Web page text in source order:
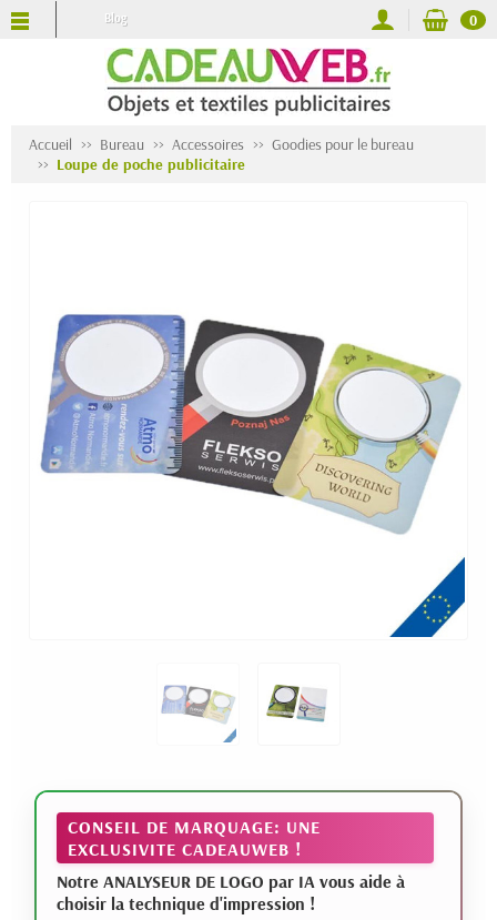
Blog 0
Accueil Bureau Accessoires
Goodies pour le bureau
Loupe de poche publicitaire
CONSEIL DE MARQUAGE: UNE
EXCLUSIVITE CADEAUWEB !
Notre ANALYSEUR DE LOGO par IA vous aide à
choisir la technique d'impression !